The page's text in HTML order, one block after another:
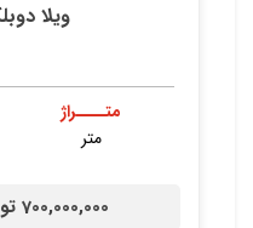
ویلا
متــــراژ
متر
700,000,000 تومان /